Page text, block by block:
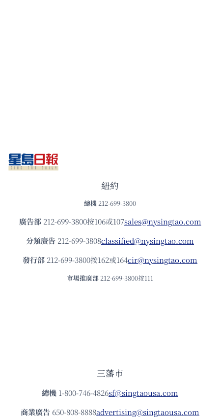
紐約
總機 212-699-3800
廣告部212-699-3800按106或107sales@nysingtao.com
分類廣告 212-699-3808classified@nysingtao.com
發⾏部 212-699-3800按162或164cir@nysingtao.com
市場推廣部 212-699-3800按111
三藩市
總機 1-800-746-4826sf@singtaousa.com
商業廣告 650-808-8888advertising@singtaousa.com